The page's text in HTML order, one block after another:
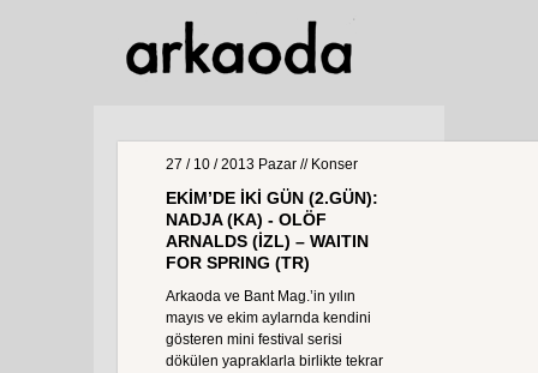
27 / 10 / 2013 Pazar // Konser
EKİM’DE İKİ GÜN (2.GÜN):
NADJA (KA) - OLÖF
ARNALDS (İZL) – WAITIN
FOR SPRING (TR)
Arkaoda ve Bant Mag.’in yılın
mayıs ve ekim aylarnda kendini
gösteren mini festival serisi
dökülen yapraklarla birlikte tekrar